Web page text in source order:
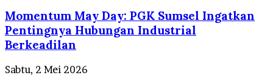
Momentum May Day: PGK Sumsel Ingatkan
Pentingnya Hubungan Industrial
Berkeadilan
Sabtu, 2 Mei 2026